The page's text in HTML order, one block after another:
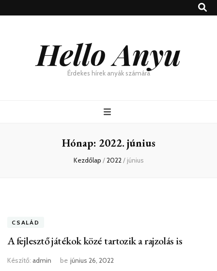
Hello Anyu
Érdekes hírek anyák számára
Hónap: 2022. június
Kezdőlap /2022/ június
CSALÁD
A fejlesztő játékok közé tartozik a rajzolás is
Készítő: admin be június 26, 2022